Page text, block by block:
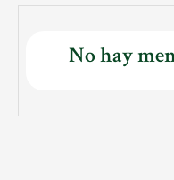
No hay